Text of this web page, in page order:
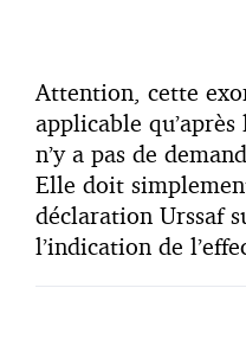
Attention, cette
applicable
n’y a pas de
Elle doit
déclaration Urssaf
l’indication de